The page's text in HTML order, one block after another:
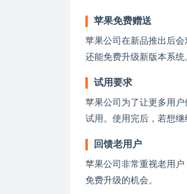
苹果免费赠送
苹果公司在新品推出后
还能免费升级新版本系统
试用要求
苹果公司为了让更多用
试用。使用完后，若想继
回馈老用户
苹果公司非常重视老用
免费升级的机会。